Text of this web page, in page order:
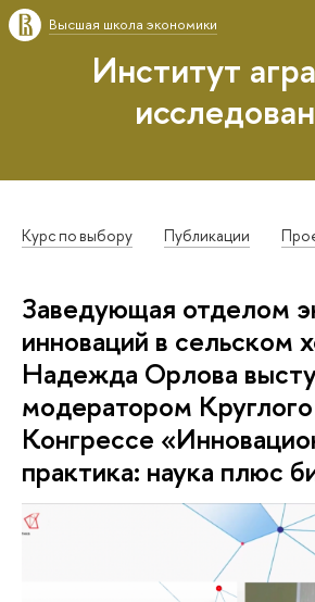
Высшая школа экономики
Институт
Курс по выбору Публикации
Заведующая отделом
инноваций в сельском
Надежда Орлова
модератором
Конгрессе
практика: наука плюс